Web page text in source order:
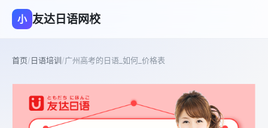
小 友达日语网校
首页/日语培训/广州高考的日语_如何_价格表